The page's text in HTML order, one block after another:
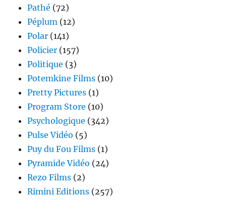
Pathé (72)
Péplum (12)
Polar (141)
Policier (157)
Politique (3)
Potemkine Films (10)
Pretty Pictures (1)
Program Store (10)
Psychologique (342)
Pulse Vidéo (5)
Puy du Fou Films (1)
Pyramide Vidéo (24)
Rezo Films (2)
Rimini Editions (257)